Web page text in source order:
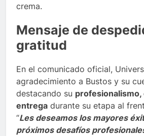
crema.
Mensaje de
gratitud
En el comunicado oficial,
agradecimiento a Bustos y su
destacando su
entrega durante su etapa al
“Les deseamos los mayores
próximos desafíos